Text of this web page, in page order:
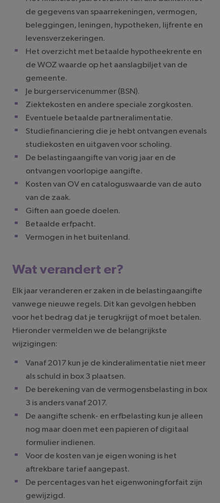
de gegevens van spaarrekeningen, vermogen,
beleggingen, leningen, hypotheken, lijfrente en
levensverzekeringen.
Het overzicht met betaalde hypotheekrente en
de WOZ waarde op het aanslagbiljet van de
gemeente.
Je burgerservicenummer (BSN).
Ziektekosten en andere speciale zorgkosten.
Eventuele betaalde partneralimentatie.
Studiefinanciering die je hebt ontvangen evenals
studiekosten en uitgaven voor scholing.
De belastingaangifte van vorig jaar en de
ontvangen voorlopige aangifte.
Kosten van OV en cataloguswaarde van de auto
van de zaak.
Giften aan goede doelen.
Betaalde erfpacht.
Vermogen in het buitenland.
Wat verandert er?
Elk jaar veranderen er zaken in de belastingaangifte
vanwege nieuwe regels. Dit kan gevolgen hebben
voor het bedrag dat je terugkrijgt of moet betalen.
Hieronder vermelden we de belangrijkste
wijzigingen:
Vanaf 2017 kun je de kinderalimentatie niet meer
als schuld in box 3 plaatsen.
De berekening van de vermogensbelasting in box
3 is anders vanaf 2017.
De aangifte schenk- en erfbelasting kun je alleen
nog maar doen met een papieren of digitaal
formulier indienen.
Voor de kosten van je eigen woning is het
aftrekbare tarief aangepast.
De percentages van het eigenwoningforfait zijn
gewijzigd.